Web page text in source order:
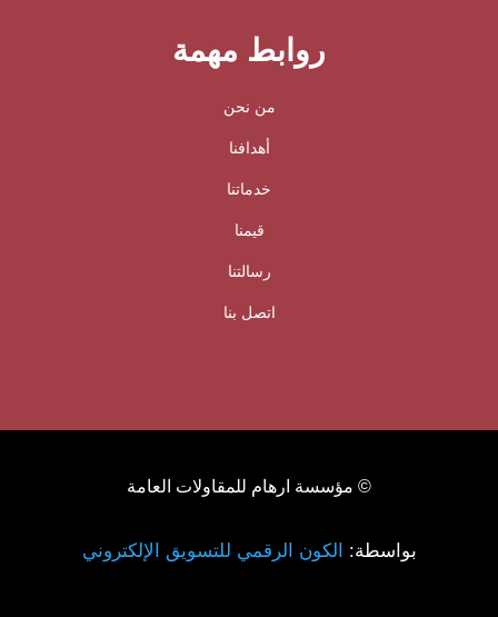
روابط مهمة
من نحن
أهدافنا
خدماتنا
قيمنا
رسالتنا
اتصل بنا
© مؤسسة ارهام للمقاولات العامة
بواسطة: الكون الرقمي للتسويق الإلكتروني